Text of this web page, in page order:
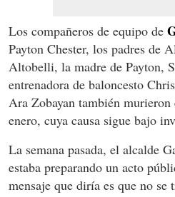
Los compañeros de equipo de
Payton Chester, los padres de
Altobelli, la madre de Payton,
entrenadora de baloncesto
Ara Zobayan también
enero, cuya causa sigue bajo
La semana pasada, el alcalde
estaba preparando un acto
mensaje que diría es que no se